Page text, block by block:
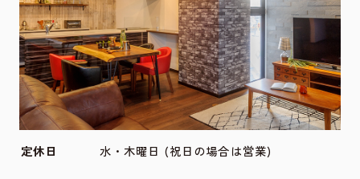
広町33-2
TEL 0197-34-1326
FAX 0197-34-1327
営業時間 09:00〜18:00
定休日 水・木曜日 (祝日の場合は営業)